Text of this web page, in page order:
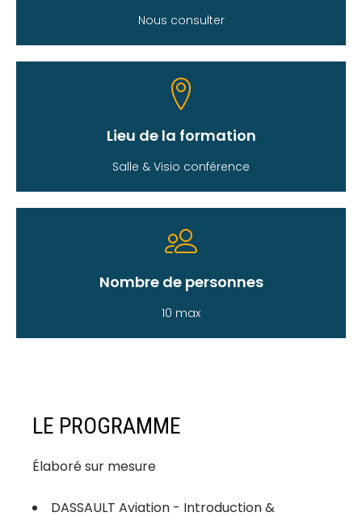
Nous consulter
Lieu de la formation
Salle & Visio conférence
Nombre de personnes
10 max
LE PROGRAMME
Élaboré sur mesure
DASSAULT Aviation - Introduction &